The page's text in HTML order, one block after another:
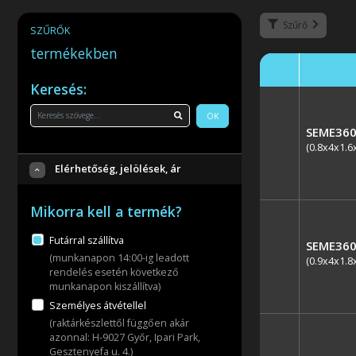
SZŰRŐK
termékekben
Keresés:
OK
Elérhetőség, jelölések, ár
Mikorra kell a termék?
Futárral szállítva
(munkanapon 14:00-ig leadott
rendelés esetén következő
munkanapon kiszállítva)
Személyes átvétellel
(raktárkészlettől függően akár
azonnal: H-9027 Győr, Ipari Park,
Gesztenyefa u. 4.)
Szűrő